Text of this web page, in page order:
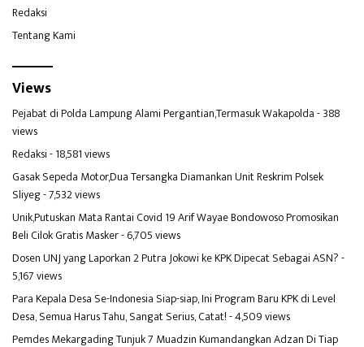
Redaksi
Tentang Kami
Views
Pejabat di Polda Lampung Alami Pergantian,Termasuk Wakapolda- 388
views
Redaksi- 18,581 views
Gasak Sepeda Motor,Dua Tersangka Diamankan Unit Reskrim Polsek
Sliyeg- 7,532 views
Unik,Putuskan Mata Rantai Covid 19 Arif Wayae Bondowoso Promosikan
Beli Cilok Gratis Masker- 6,705 views
Dosen UNJ yang Laporkan 2 Putra Jokowi ke KPK Dipecat Sebagai ASN?-
5,167 views
Para Kepala Desa Se-Indonesia Siap-siap, Ini Program Baru KPK di Level
Desa, Semua Harus Tahu, Sangat Serius, Catat!- 4,509 views
Pemdes Mekargading Tunjuk 7 Muadzin Kumandangkan Adzan Di Tiap